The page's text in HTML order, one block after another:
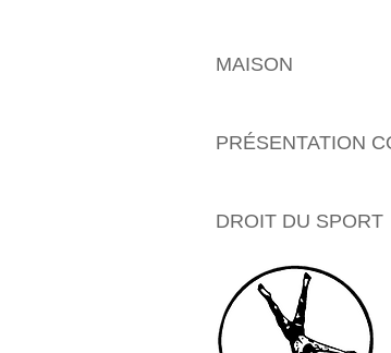
MAISON
PRÉSENTATION
DROIT DU SPORT